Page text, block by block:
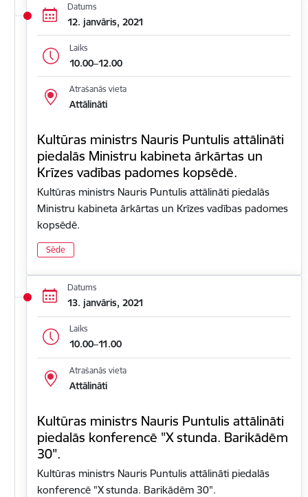
Datums
12. janvāris, 2021
Laiks
10.00–12.00
Atrašanās vieta
Attālināti
Kultūras ministrs Nauris Puntulis attālināti
piedalās Ministru kabineta ārkārtas un
Krīzes vadības padomes kopsēdē.
Kultūras ministrs Nauris Puntulis attālināti piedalās
Ministru kabineta ārkārtas un Krīzes vadības padomes
kopsēdē.
Sēde
Datums
13. janvāris, 2021
Laiks
10.00–11.00
Atrašanās vieta
Attālināti
Kultūras ministrs Nauris Puntulis attālināti
piedalās konferencē "X stunda. Barikādēm
30".
Kultūras ministrs Nauris Puntulis attālināti piedalās
konferencē "X stunda. Barikādēm 30".